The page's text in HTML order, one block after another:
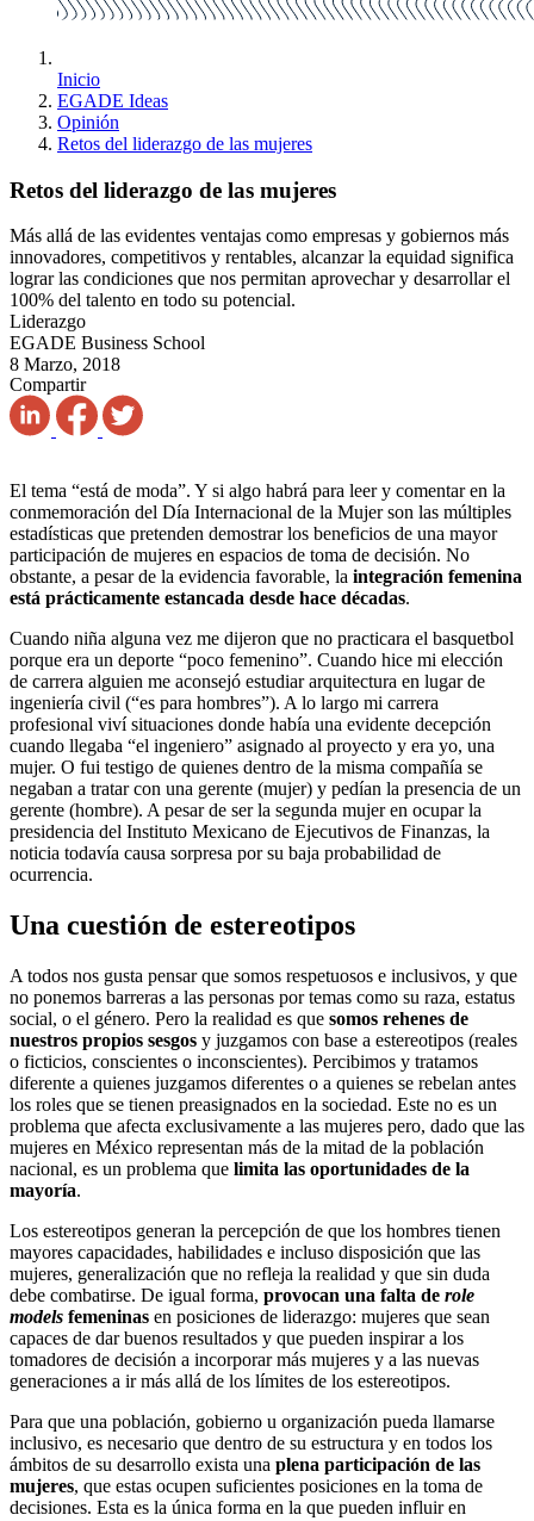
Inicio
EGADE Ideas
Opinión
Retos del liderazgo de las mujeres
Retos del liderazgo de las mujeres
Más allá de las evidentes ventajas como empresas y gobiernos más
innovadores, competitivos y rentables, alcanzar la equidad significa
lograr las condiciones que nos permitan aprovechar y desarrollar el
100% del talento en todo su potencial.
Liderazgo
EGADE Business School
8 Marzo, 2018
Compartir
El tema “está de moda”. Y si algo habrá para leer y comentar en la
conmemoración del Día Internacional de la Mujer son las múltiples
estadísticas que pretenden demostrar los beneficios de una mayor
participación de mujeres en espacios de toma de decisión. No
obstante, a pesar de la evidencia favorable, la integración femenina
está prácticamente estancada desde hace décadas.
Cuando niña alguna vez me dijeron que no practicara el basquetbol
porque era un deporte “poco femenino”. Cuando hice mi elección
de carrera alguien me aconsejó estudiar arquitectura en lugar de
ingeniería civil (“es para hombres”). A lo largo mi carrera
profesional viví situaciones donde había una evidente decepción
cuando llegaba “el ingeniero” asignado al proyecto y era yo, una
mujer. O fui testigo de quienes dentro de la misma compañía se
negaban a tratar con una gerente (mujer) y pedían la presencia de un
gerente (hombre). A pesar de ser la segunda mujer en ocupar la
presidencia del Instituto Mexicano de Ejecutivos de Finanzas, la
noticia todavía causa sorpresa por su baja probabilidad de
ocurrencia.
Una cuestión de estereotipos
A todos nos gusta pensar que somos respetuosos e inclusivos, y que
no ponemos barreras a las personas por temas como su raza, estatus
social, o el género. Pero la realidad es que somos rehenes de
nuestros propios sesgos y juzgamos con base a estereotipos (reales
o ficticios, conscientes o inconscientes). Percibimos y tratamos
diferente a quienes juzgamos diferentes o a quienes se rebelan antes
los roles que se tienen preasignados en la sociedad. Este no es un
problema que afecta exclusivamente a las mujeres pero, dado que las
mujeres en México representan más de la mitad de la población
nacional, es un problema que limita las oportunidades de la
mayoría.
Los estereotipos generan la percepción de que los hombres tienen
mayores capacidades, habilidades e incluso disposición que las
mujeres, generalización que no refleja la realidad y que sin duda
debe combatirse. De igual forma, provocan una falta de role
models femeninas en posiciones de liderazgo: mujeres que sean
capaces de dar buenos resultados y que pueden inspirar a los
tomadores de decisión a incorporar más mujeres y a las nuevas
generaciones a ir más allá de los límites de los estereotipos.
Para que una población, gobierno u organización pueda llamarse
inclusivo, es necesario que dentro de su estructura y en todos los
ámbitos de su desarrollo exista una plena participación de las
mujeres, que estas ocupen suficientes posiciones en la toma de
decisiones. Esta es la única forma en la que pueden influir en